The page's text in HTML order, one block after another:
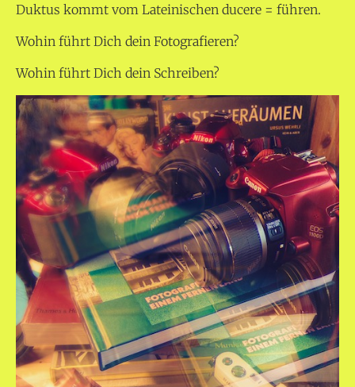
Duktus kommt vom Lateinischen ducere = führen.
Wohin führt Dich dein Fotografieren?
Wohin führt Dich dein Schreiben?